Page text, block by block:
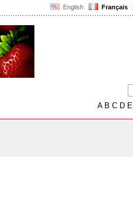
English Français
AB C D E